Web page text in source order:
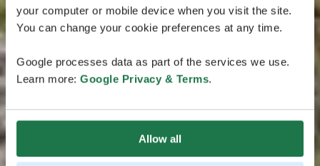
your computer or mobile device when you visit the site.
You can change your cookie preferences at any time.
Google processes data as part of the services we use.
Learn more: Google Privacy & Terms.
Allow all